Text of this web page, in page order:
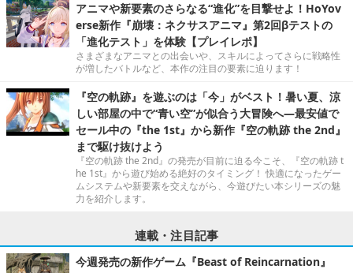
アニマや新要素のさらなる“進化”を目撃せよ！HoYov
erse新作『崩壊：ネクサスアニマ』第2回βテストの
「進化テスト」を体験【プレイレポ】
さまざまなアニマとの出会いや、スキルによってさらに戦略性
が増したバトルなど、本作の注目の要素に迫ります！
『空の軌跡』を遊ぶのは「今」がベスト！暑い夏、涼
しい部屋の中で“青い空”が似合う大冒険へ―最安値で
セール中の『the 1st』から新作『空の軌跡 the 2nd』
まで駆け抜けよう
『空の軌跡 the 2nd』の発売が目前に迫る今こそ、『空の軌跡 t
he 1st』から遊び始める絶好のタイミング！ 快適になったゲー
ムシステムや新要素を交えながら、今遊びたい本シリーズの魅
力を紹介します。
連載・注目記事
今週発売の新作ゲーム『Beast of Reincarnation』